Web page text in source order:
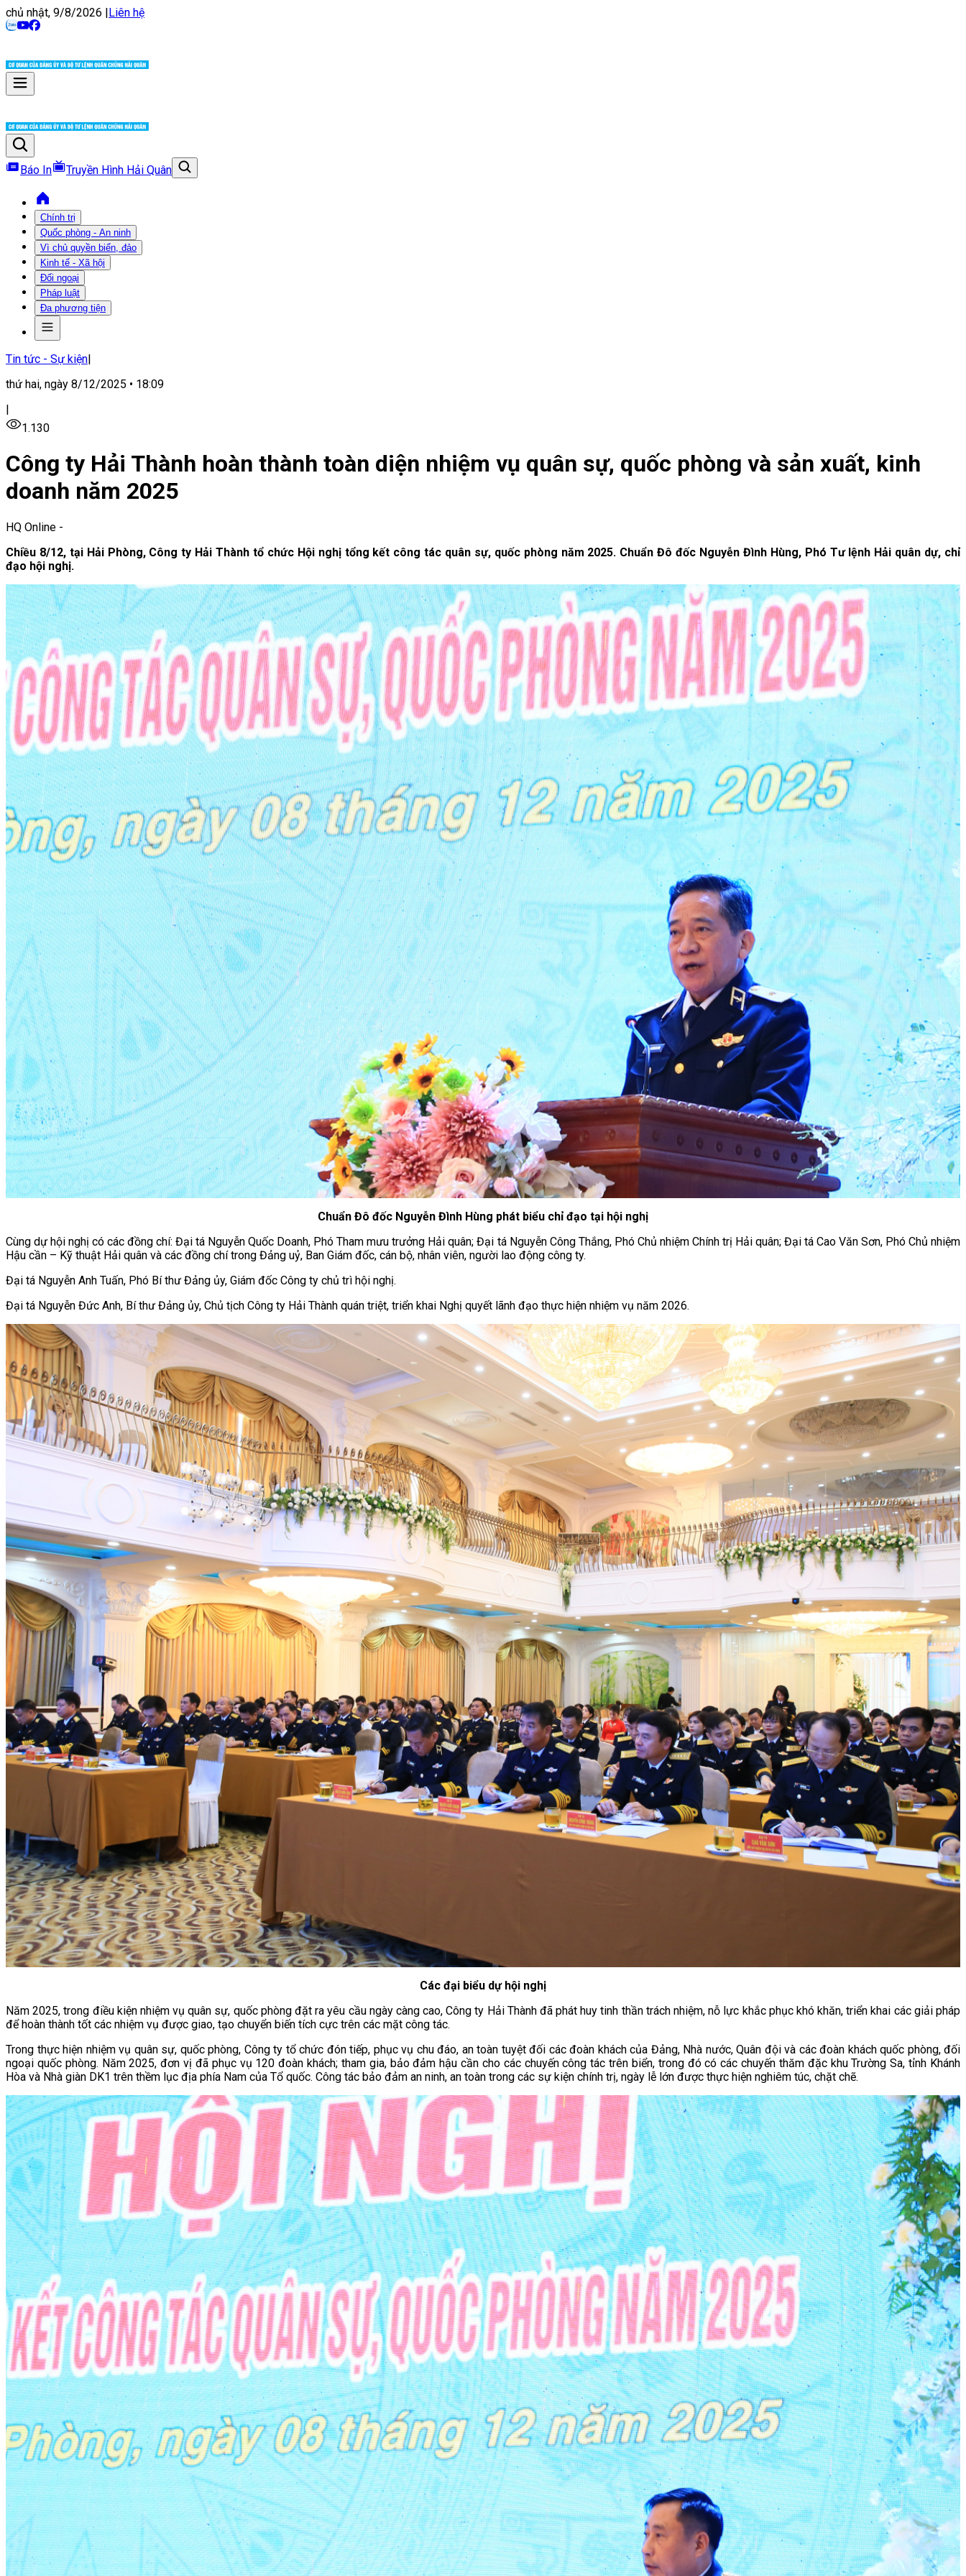
chủ nhật, 9/8/2026 |Liên hệ
Báo In Truyền Hình Hải Quân
Chính trị
Quốc phòng - An ninh
Vì chủ quyền biển, đảo
Kinh tế - Xã hội
Đối ngoại
Pháp luật
Đa phương tiện
Tin tức - Sự kiện|
thứ hai, ngày 8/12/2025 • 18:09
|
1.130
Công ty Hải Thành hoàn thành toàn diện nhiệm vụ quân sự, quốc phòng và sản xuất, kinh
doanh năm 2025
HQ Online -
Chiều 8/12, tại Hải Phòng, Công ty Hải Thành tổ chức Hội nghị tổng kết công tác quân sự, quốc phòng năm 2025. Chuẩn Đô đốc Nguyễn Đình Hùng, Phó Tư lệnh Hải quân dự, chỉ
đạo hội nghị.
Chuẩn Đô đốc Nguyễn Đình Hùng phát biểu chỉ đạo tại hội nghị
Cùng dự hội nghị có các đồng chí: Đại tá Nguyễn Quốc Doanh, Phó Tham mưu trưởng Hải quân; Đại tá Nguyễn Công Thắng, Phó Chủ nhiệm Chính trị Hải quân; Đại tá Cao Văn Sơn, Phó Chủ nhiệm
Hậu cần – Kỹ thuật Hải quân và các đồng chí trong Đảng uỷ, Ban Giám đốc, cán bộ, nhân viên, người lao động công ty.
Đại tá Nguyễn Anh Tuấn, Phó Bí thư Đảng ủy, Giám đốc Công ty chủ trì hội nghị.
Đại tá Nguyễn Đức Anh, Bí thư Đảng ủy, Chủ tịch Công ty Hải Thành quán triệt, triển khai Nghị quyết lãnh đạo thực hiện nhiệm vụ năm 2026.
Các đại biểu dự hội nghị
Năm 2025, trong điều kiện nhiệm vụ quân sự, quốc phòng đặt ra yêu cầu ngày càng cao, Công ty Hải Thành đã phát huy tinh thần trách nhiệm, nỗ lực khắc phục khó khăn, triển khai các giải pháp
để hoàn thành tốt các nhiệm vụ được giao, tạo chuyển biến tích cực trên các mặt công tác.
Trong thực hiện nhiệm vụ quân sự, quốc phòng, Công ty tổ chức đón tiếp, phục vụ chu đáo, an toàn tuyệt đối các đoàn khách của Đảng, Nhà nước, Quân đội và các đoàn khách quốc phòng, đối
ngoại quốc phòng. Năm 2025, đơn vị đã phục vụ 120 đoàn khách; tham gia, bảo đảm hậu cần cho các chuyến công tác trên biển, trong đó có các chuyến thăm đặc khu Trường Sa, tỉnh Khánh
Hòa và Nhà giàn DK1 trên thềm lục địa phía Nam của Tổ quốc. Công tác bảo đảm an ninh, an toàn trong các sự kiện chính trị, ngày lễ lớn được thực hiện nghiêm túc, chặt chẽ.